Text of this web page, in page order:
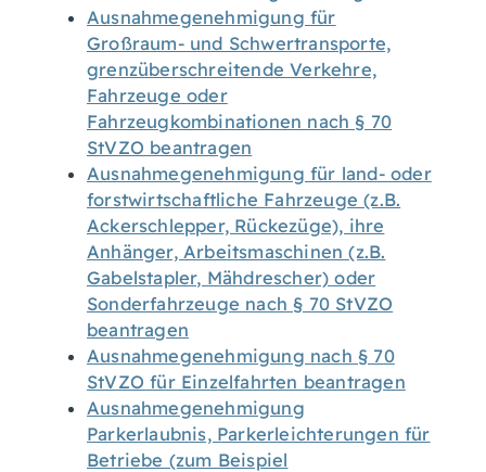
Ausnahmegenehmigung für
Großraum- und Schwertransporte,
grenzüberschreitende Verkehre,
Fahrzeuge oder
Fahrzeugkombinationen nach § 70
StVZO beantragen
Ausnahmegenehmigung für land- oder
forstwirtschaftliche Fahrzeuge (z.B.
Ackerschlepper, Rückezüge), ihre
Anhänger, Arbeitsmaschinen (z.B.
Gabelstapler, Mähdrescher) oder
Sonderfahrzeuge nach § 70 StVZO
beantragen
Ausnahmegenehmigung nach § 70
StVZO für Einzelfahrten beantragen
Ausnahmegenehmigung
Parkerlaubnis, Parkerleichterungen für
Betriebe (zum Beispiel